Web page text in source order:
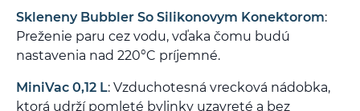
Skleneny Bubbler So Silikonovym Konektorom:
Preženie paru cez vodu, vďaka čomu budú
nastavenia nad 220°C príjemné.
MiniVac 0,12 L: Vzduchotesná vrecková nádobka,
ktorá udrží pomleté bylinky uzavreté a bez